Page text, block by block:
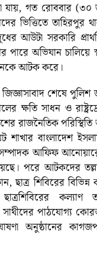
যায়, গত রোববার (৩০
ভিত্তিতে তাহিরপুর
আউটা সরকারি
পারে অভিযান চালিয়ে
আটক করে।
শেষে পুলিশ
ক্ষতি সাধন ও
রাজনৈতিক পরিস্থিতি
শাখার বাংলাদেশ
আফিফ
পরে আটকদের
ছাত্র শিবিরের বিভিন্ন
কল্যাণ
সাথীদের পাঠযোগ্য
অনুষ্ঠানের